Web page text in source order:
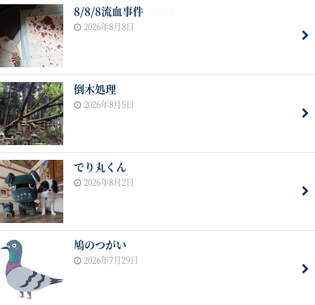
8/8/8流血事件
2026年8月8日
倒木処理
2026年8月5日
でり丸くん
2026年8月2日
鳩のつがい
2026年7月29日